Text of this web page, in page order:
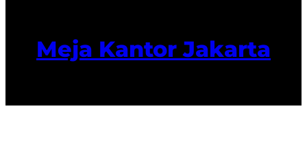
Meja Kantor Jakarta